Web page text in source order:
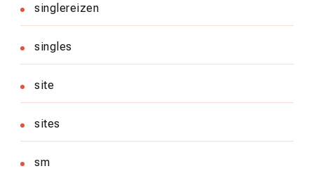
singlereizen
singles
site
sites
sm